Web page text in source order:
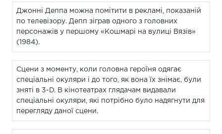
Джонні Деппа можна помітити в рекламі, показаній
по телевізору. Депп зіграв одного з головних
персонажів у першому «Кошмарі на вулиці Вязів»
(1984).
Сцени з моменту, коли головна героїня одягає
спеціальні окуляри і до того, як вона їх знімає, були
зняті в 3-D. В кінотеатрах глядачам видавали
спеціальні окуляри, які потрібно було надягнути для
перегляду даної сцени.